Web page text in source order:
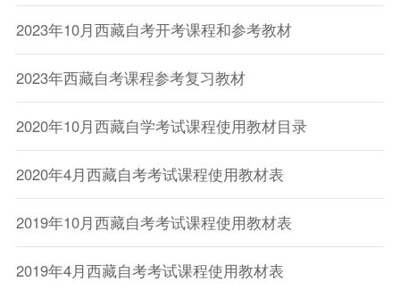
2023年10月西藏自考开考课程和参考教材
2023年西藏自考课程参考复习教材
2020年10月西藏自学考试课程使用教材目录
2020年4月西藏自考考试课程使用教材表
2019年10月西藏自考考试课程使用教材表
2019年4月西藏自考考试课程使用教材表